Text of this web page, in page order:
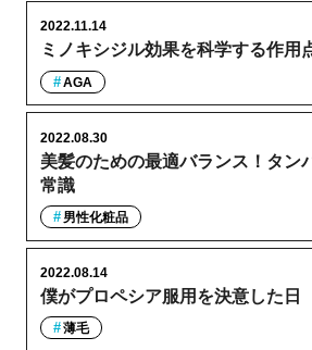
ミノキシジル効果を科学する作用
2022.11.14
AGA
美髪のための最適バランス！タン
常識
2022.08.30
男性化粧品
僕がプロペシア服用を決意した日
2022.08.14
薄毛